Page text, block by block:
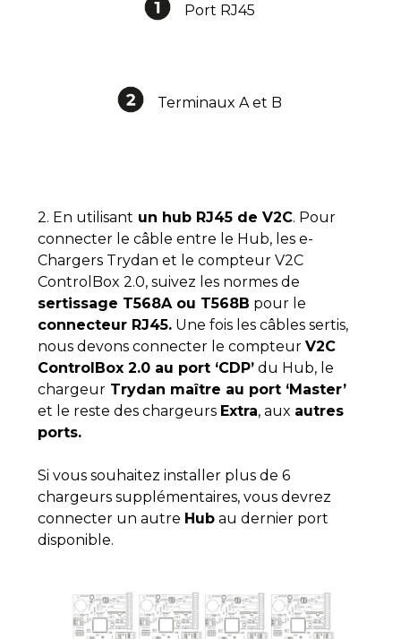
Port RJ45
Terminaux A et B
2. En utilisant un hub RJ45 de V2C. Pour
connecter le câble entre le Hub, les e-
Chargers Trydan et le compteur V2C
ControlBox 2.0, suivez les normes de
sertissage T568A ou T568B pour le
connecteur RJ45. Une fois les câbles sertis,
nous devons connecter le compteur V2C
ControlBox 2.0 au port ‘CDP’ du Hub, le
chargeur Trydan maître au port ‘Master’
et le reste des chargeurs Extra, aux autres
ports.
Si vous souhaitez installer plus de 6
chargeurs supplémentaires, vous devrez
connecter un autre Hub au dernier port
disponible.